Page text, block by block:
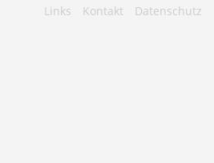
Navigation
Links Kontakt Datenschutz